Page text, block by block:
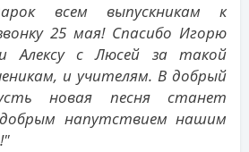
всем выпускникам к
25 мая! Спасибо Игорю
и Алексу с Люсей за такой
и учителям. В добрый
новая песня станет
напутствием нашим